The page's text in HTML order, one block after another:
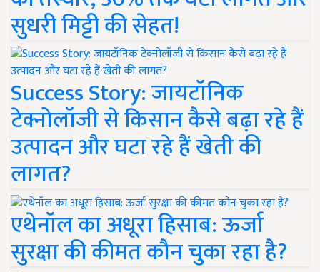
सुधरी मिट्टी की सेहत!
Success Story: जायटॉनिक
टेक्नोलॉजी से किसान कैसे बढ़ा रहे हैं
उत्पादन और घटा रहे हैं खेती की
लागत?
एथेनॉल का अधूरा हिसाब: ऊर्जा
सुरक्षा की कीमत कौन चुका रहा है?